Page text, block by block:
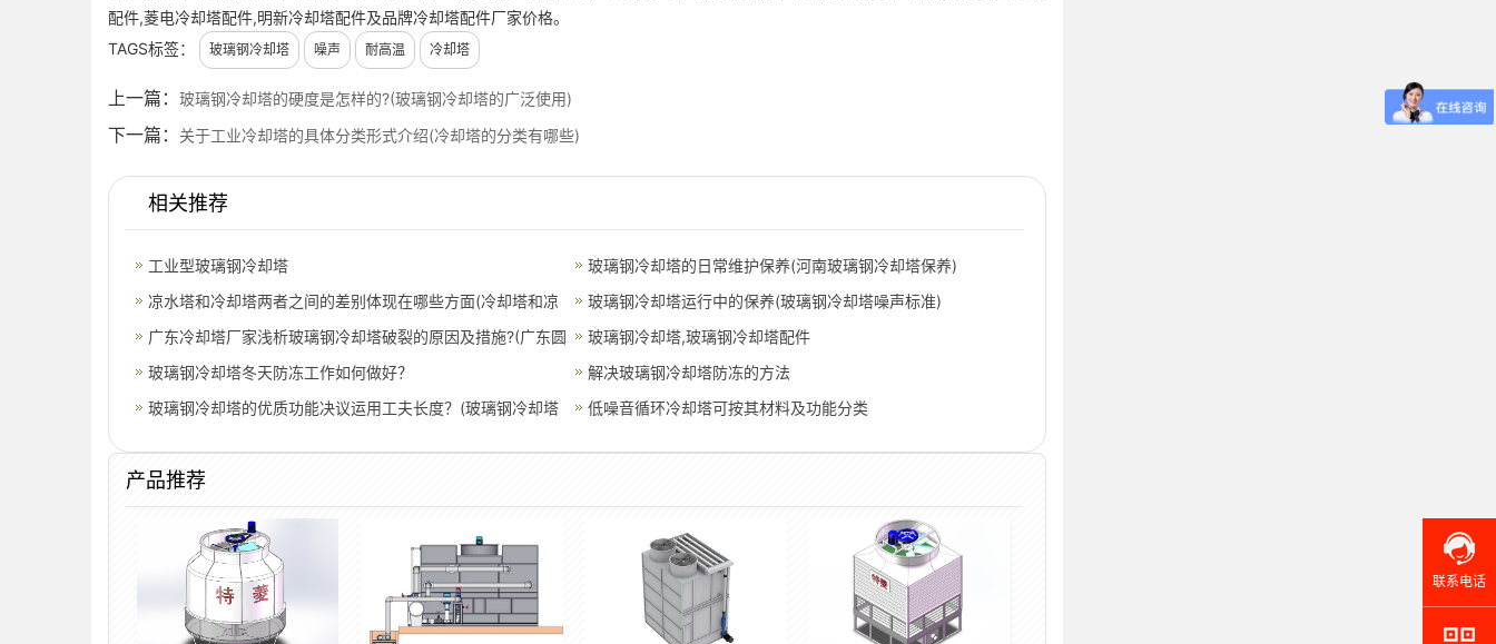
配件,菱电冷却塔配件,明新冷却塔配件及品牌冷却塔配件厂家价格。
TAGS标签：
玻璃钢冷却塔 噪声 耐高温 冷却塔
上一篇： 玻璃钢冷却塔的硬度是怎样的?(玻璃钢冷却塔的广泛使用)
下一篇： 关于工业冷却塔的具体分类形式介绍(冷却塔的分类有哪些)
相关推荐
工业型玻璃钢冷却塔
玻璃钢冷却塔的日常维护保养(河南玻璃钢冷却塔保养)
凉水塔和冷却塔两者之间的差别体现在哪些方面(冷却塔和凉
水
玻璃钢冷却塔运行中的保养(玻璃钢冷却塔噪声标准)
广东冷却塔厂家浅析玻璃钢冷却塔破裂的原因及措施?(广东圆
玻璃钢冷却塔,玻璃钢冷却塔配件
玻璃钢冷却塔冬天防冻工作如何做好？
解决玻璃钢冷却塔防冻的方法
玻璃钢冷却塔的优质功能决议运用工夫长度？(玻璃钢冷却塔
低噪音循环冷却塔可按其材料及功能分类
产品推荐
联系电话